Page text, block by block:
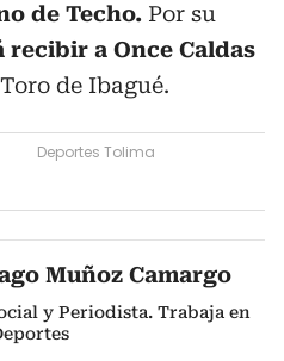
de Techo. Por su
recibir a Once Caldas
de Ibagué.
Deportes Tolima
Muñoz Camargo
y Periodista. Trabaja en